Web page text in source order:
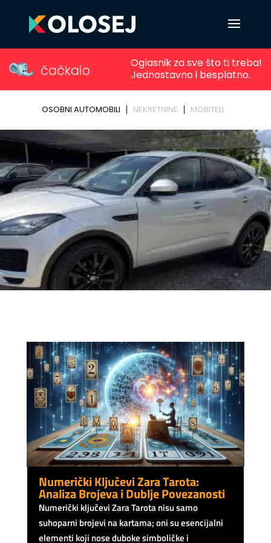
Numerički Ključevi Zara Tarota:
Analiza Brojeva i Dublje Povezanosti
Numerički ključevi Zara Tarota nisu samo
suhoparni brojevi na kartama; oni su esencijalni
elementi koji nose duboke simboličke i